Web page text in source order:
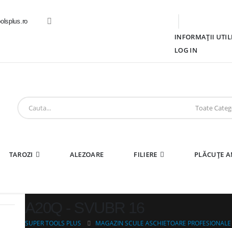
INFORMAȚII
LOG IN
TAROZI ALEZOARE FILIERE PLĂCUȚE
SUPER TOOLS PLUS MAGAZIN SCULE ASCHIETOARE PROFESIONALE